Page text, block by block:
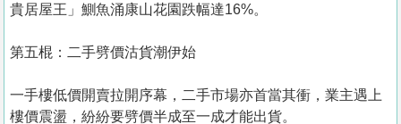
貴居屋王」鰂魚涌康山花園跌幅達16%。
第五棍：二手劈價沽貨潮伊始
一手樓低價開賣拉開序幕，二手市場亦首當其衝，業主遇上
樓價震盪，紛紛要劈價半成至一成才能出貨。